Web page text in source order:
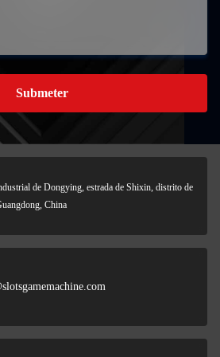
Submeter
de Dongying, estrada de Shixin, distrito de
China